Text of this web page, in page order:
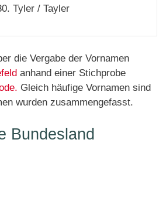
Tyler / Tayler
die Vergabe der Vornamen
anhand einer Stichprobe
Gleich häufige Vornamen sind
wurden zusammengefasst.
Bundesland